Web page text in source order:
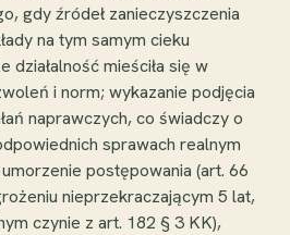
gdy źródeł zanieczyszczenia
na tym samym cieku
działalność mieściła się w
i norm; wykazanie podjęcia
naprawczych, co świadczy o
sprawach realnym
postępowania (art. 66
nieprzekraczającym 5 lat,
czynie z art. 182 § 3 KK),